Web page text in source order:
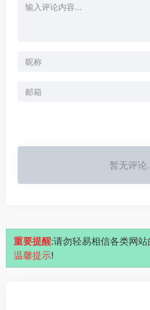
暂无评论
重要提醒:请勿轻易相信各类网
温馨提示!